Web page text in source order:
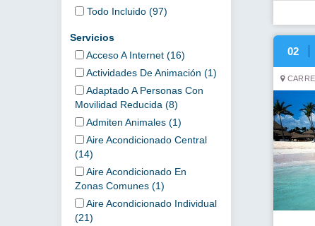
Todo Incluido (97)
Servicios
Acceso A Internet (16)
Actividades De Animación (1)
Adaptado A Personas Con
Movilidad Reducida (8)
Admiten Animales (1)
Aire Acondicionado Central
(14)
Aire Acondicionado En
Zonas Comunes (1)
Aire Acondicionado Individual
(21)
02